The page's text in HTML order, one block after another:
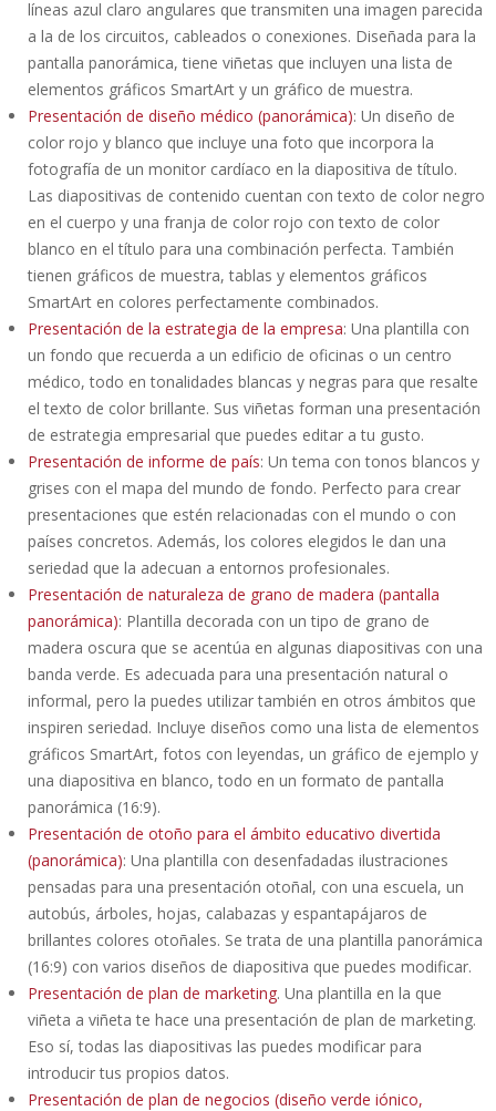
líneas azul claro angulares que transmiten una imagen parecida
a la de los circuitos, cableados o conexiones. Diseñada para la
pantalla panorámica, tiene viñetas que incluyen una lista de
elementos gráficos SmartArt y un gráfico de muestra.
Presentación de diseño médico (panorámica): Un diseño de
color rojo y blanco que incluye una foto que incorpora la
fotografía de un monitor cardíaco en la diapositiva de título.
Las diapositivas de contenido cuentan con texto de color negro
en el cuerpo y una franja de color rojo con texto de color
blanco en el título para una combinación perfecta. También
tienen gráficos de muestra, tablas y elementos gráficos
SmartArt en colores perfectamente combinados.
Presentación de la estrategia de la empresa: Una plantilla con
un fondo que recuerda a un edificio de oficinas o un centro
médico, todo en tonalidades blancas y negras para que resalte
el texto de color brillante. Sus viñetas forman una presentación
de estrategia empresarial que puedes editar a tu gusto.
Presentación de informe de país: Un tema con tonos blancos y
grises con el mapa del mundo de fondo. Perfecto para crear
presentaciones que estén relacionadas con el mundo o con
países concretos. Además, los colores elegidos le dan una
seriedad que la adecuan a entornos profesionales.
Presentación de naturaleza de grano de madera (pantalla
panorámica): Plantilla decorada con un tipo de grano de
madera oscura que se acentúa en algunas diapositivas con una
banda verde. Es adecuada para una presentación natural o
informal, pero la puedes utilizar también en otros ámbitos que
inspiren seriedad. Incluye diseños como una lista de elementos
gráficos SmartArt, fotos con leyendas, un gráfico de ejemplo y
una diapositiva en blanco, todo en un formato de pantalla
panorámica (16:9).
Presentación de otoño para el ámbito educativo divertida
(panorámica): Una plantilla con desenfadadas ilustraciones
pensadas para una presentación otoñal, con una escuela, un
autobús, árboles, hojas, calabazas y espantapájaros de
brillantes colores otoñales. Se trata de una plantilla panorámica
(16:9) con varios diseños de diapositiva que puedes modificar.
Presentación de plan de marketing. Una plantilla en la que
viñeta a viñeta te hace una presentación de plan de marketing.
Eso sí, todas las diapositivas las puedes modificar para
introducir tus propios datos.
Presentación de plan de negocios (diseño verde iónico,